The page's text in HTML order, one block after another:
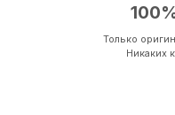
Только
Никаких